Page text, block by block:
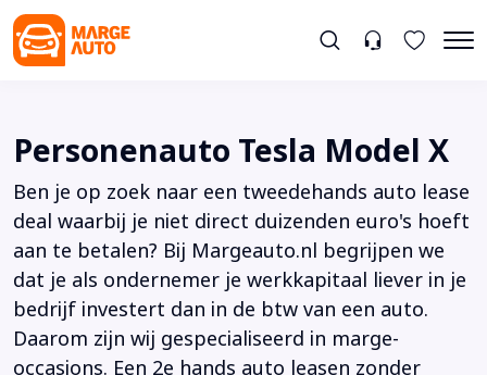
Personenauto Tesla Model X
Ben je op zoek naar een tweedehands auto lease
deal waarbij je niet direct duizenden euro's hoeft
aan te betalen? Bij Margeauto.nl begrijpen we
dat je als ondernemer je werkkapitaal liever in je
bedrijf investert dan in de btw van een auto.
Daarom zijn wij gespecialiseerd in marge-
occasions. Een 2e hands auto leasen zonder